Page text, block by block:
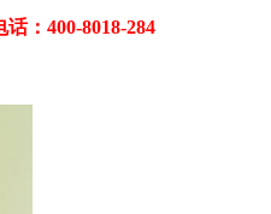
话：400-8018-284